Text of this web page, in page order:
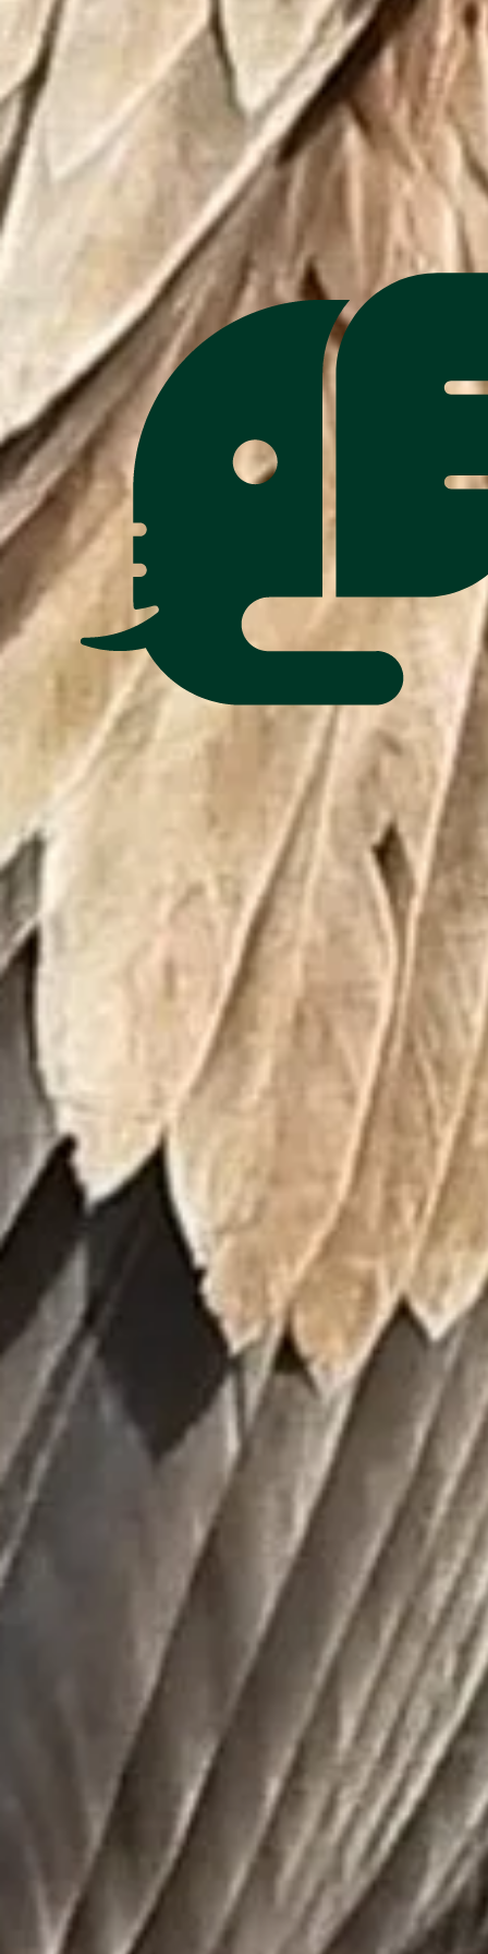
Infos für Besucher